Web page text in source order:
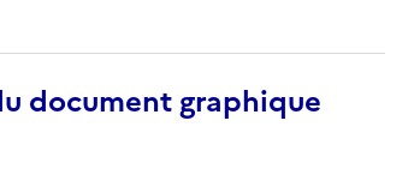
document graphique